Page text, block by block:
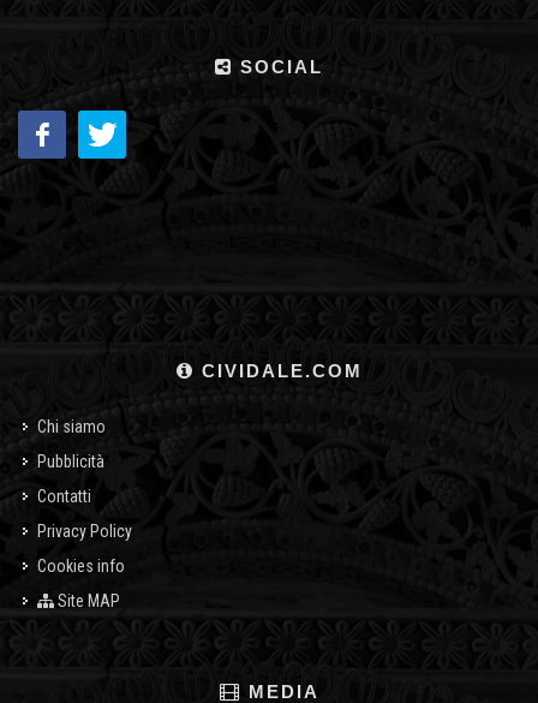
SOCIAL
CIVIDALE.COM
Chi siamo
Pubblicità
Contatti
Privacy Policy
Cookies info
Site MAP
MEDIA